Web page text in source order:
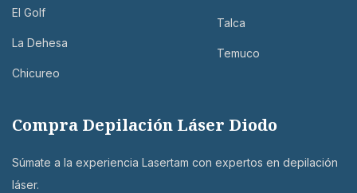
El Golf
La Dehesa
Chicureo
Talca
Temuco
Compra Depilación Láser Diodo
Súmate a la experiencia Lasertam con expertos en depilación
láser.